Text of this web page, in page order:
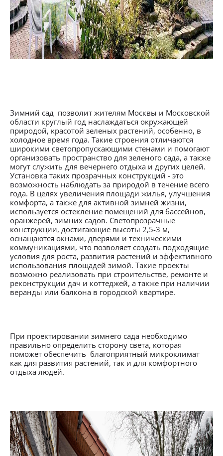
Зимний сад позволит жителям Москвы и Московской
области круглый год наслаждаться окружающей
природой, красотой зеленых растений, особенно, в
холодное время года. Такие строения отличаются
широкими светопропускающими стенами и помогают
организовать пространство для зеленого сада, а также
могут служить для вечернего отдыха и других целей.
Установка таких прозрачных конструкций - это
возможность наблюдать за природой в течение всего
года. В целях увеличения площади жилья, улучшения
комфорта, а также для активной зимней жизни,
используется остекление помещений для бассейнов,
оранжерей, зимних садов. Светопрозрачные
конструкции, достигающие высоты 2,5-3 м,
оснащаются окнами, дверями и техническими
коммуникациями, что позволяет создать подходящие
условия для роста, развития растений и эффективного
использования площадей зимой. Такие проекты
возможно реализовать при строительстве, ремонте и
реконструкции дач и коттеджей, а также при наличии
веранды или балкона в городской квартире.
При проектировании зимнего сада необходимо
правильно определить сторону света, которая
поможет обеспечить благоприятный микроклимат
как для развития растений, так и для комфортного
отдыха людей.